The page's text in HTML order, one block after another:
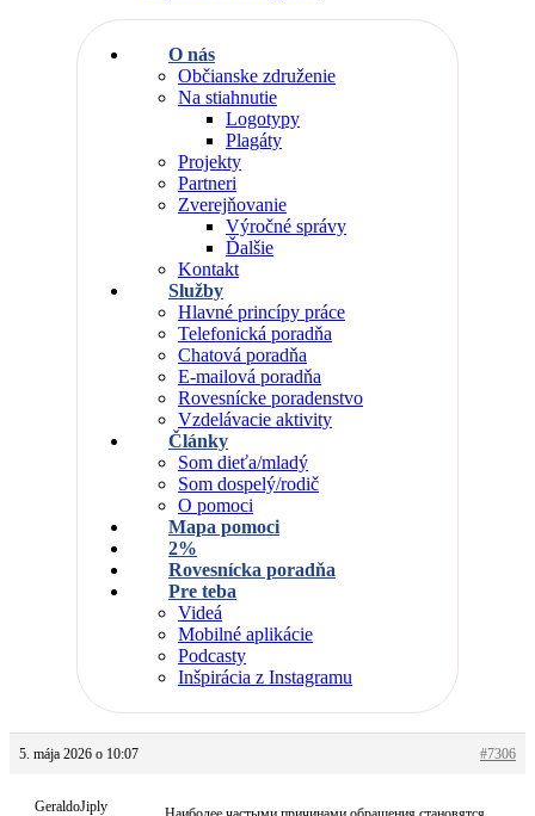
O nás
Občianske združenie
Na stiahnutie
Logotypy
Plagáty
Projekty
Partneri
Zverejňovanie
Výročné správy
Ďalšie
Kontakt
Služby
Hlavné princípy práce
Telefonická poradňa
Chatová poradňa
E-mailová poradňa
Rovesnícke poradenstvo
Vzdelávacie aktivity
Články
Som dieťa/mladý
Som dospelý/rodič
O pomoci
Mapa pomoci
2%
Rovesnícka poradňa
Pre teba
Videá
Mobilné aplikácie
Podcasty
Inšpirácia z Instagramu
5. mája 2026 o 10:07 #7306
GeraldoJiply